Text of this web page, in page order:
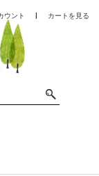
ウント
カートを見る